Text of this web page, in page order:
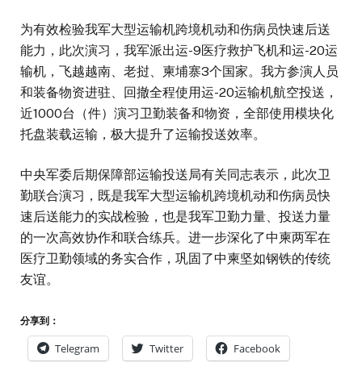
为有效检验我军大型运输机跨境机动和伤病员快速后送
能力，此次演习，我军派出运-9医疗救护飞机和运-20运
输机，飞越越南、老挝、柬埔寨3个国家。我方参演人员
和装备物资进驻、回撤全程使用运-20运输机航空投送，
近1000台（件）演习卫勤装备和物资，全部使用模块化
托盘装载运输，极大提升了运输投送效率。
中央军委后期保障部运输投送局有关同志表示，此次卫
勤联合演习，既是我军大型运输机跨境机动和伤病员快
速后送能力的实战检验，也是我军卫勤力量、投送力量
的一次高效协作和联合练兵。进一步深化了中柬两军在
医疗卫勤领域的务实合作，巩固了中柬坚如钢铁的传统
友谊。
分享到：
Telegram Twitter Facebook